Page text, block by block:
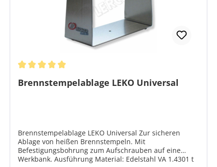
Brennstempelablage LEKO Universal
Brennstempelablage LEKO Universal Zur sicheren
Ablage von heißen Brennstempeln. Mit
Befestigungsbohrung zum Aufschrauben auf eine
Werkbank. Ausführung Material: Edelstahl VA 1.4301 t